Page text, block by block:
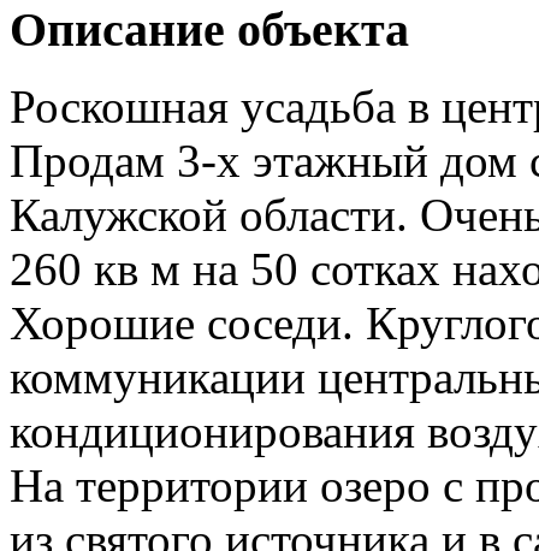
Описание объекта
Роскошная усадьба в
Продам 3-х этажный дом
Калужской области.
260 кв м на 50 сотках
Хорошие соседи.
коммуникации
кондиционирования
На территории озеро с
из святого источника и